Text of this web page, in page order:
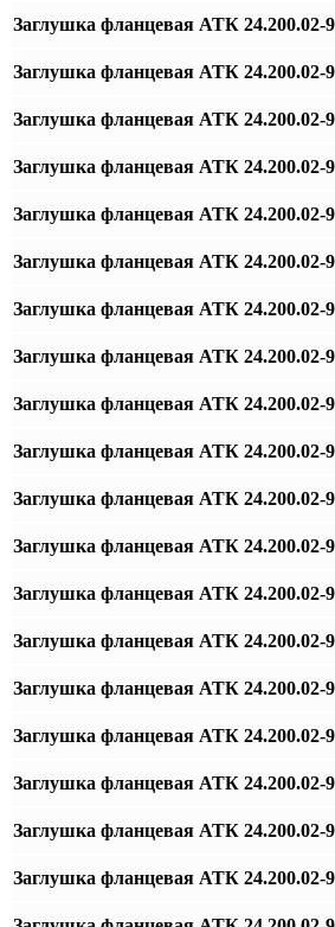
Заглушка фланцевая АТК
Заглушка фланцевая АТК
Заглушка фланцевая АТК 24.200.02-
Заглушка фланцевая АТК
Заглушка фланцевая АТК
Заглушка фланцевая АТК 24.200.02-
Заглушка фланцевая АТК
Заглушка фланцевая АТК
Заглушка фланцевая АТК 24.200.02-
Заглушка фланцевая АТК
Заглушка фланцевая АТК
Заглушка фланцевая АТК 24.200.02-
Заглушка фланцевая АТК
Заглушка фланцевая АТК
Заглушка фланцевая АТК 24.200.02-
Заглушка фланцевая АТК
Заглушка фланцевая АТК
Заглушка фланцевая АТК 24.200.02-
Заглушка фланцевая АТК